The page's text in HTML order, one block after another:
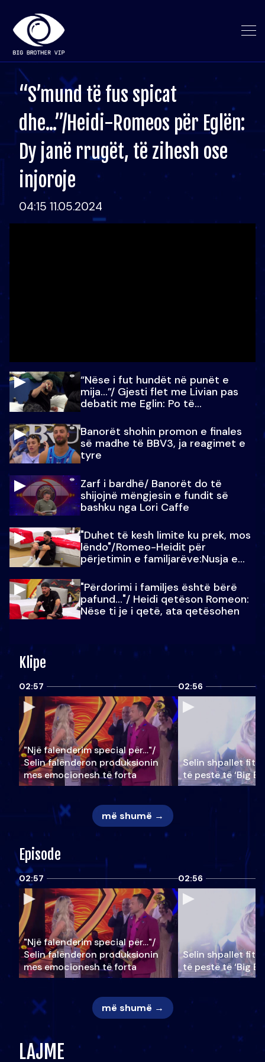
“S’mund të fus spicat
dhe...”/Heidi-Romeos për Eglën:
Dy janë rrugët, të zihesh ose
injoroje
04:15 11.05.2024
“Nëse i fut hundët në punët e
mija…”/ Gjesti flet me Livian pas
debatit me Eglin: Po të
Banorët shohin promon e finales
së madhe të BBV3, ja reagimet e
tyre
Zarf i bardhë/ Banorët do të
shijojnë mëngjesin e fundit së
bashku nga Lori Caffe
"Duhet të kesh limite ku prek, mos
lëndo"/Romeo-Heidit për
përjetimin e familjarëve:Nusja e
"Përdorimi i familjes është bërë
pafund…"/ Heidi qetëson Romeon:
Nëse ti je i qetë, ata qetësohen
Klipe
02:57
"Një falenderim special për…"/
Selin falënderon produksionin
mes emocionesh të forta
02:56
Selin shpallet
të pestë të ‘Big
më shumë →
Episode
02:57
"Një falenderim special për…"/
Selin falënderon produksionin
mes emocionesh të forta
02:56
Selin shpallet
të pestë të ‘Big
më shumë →
LAJME